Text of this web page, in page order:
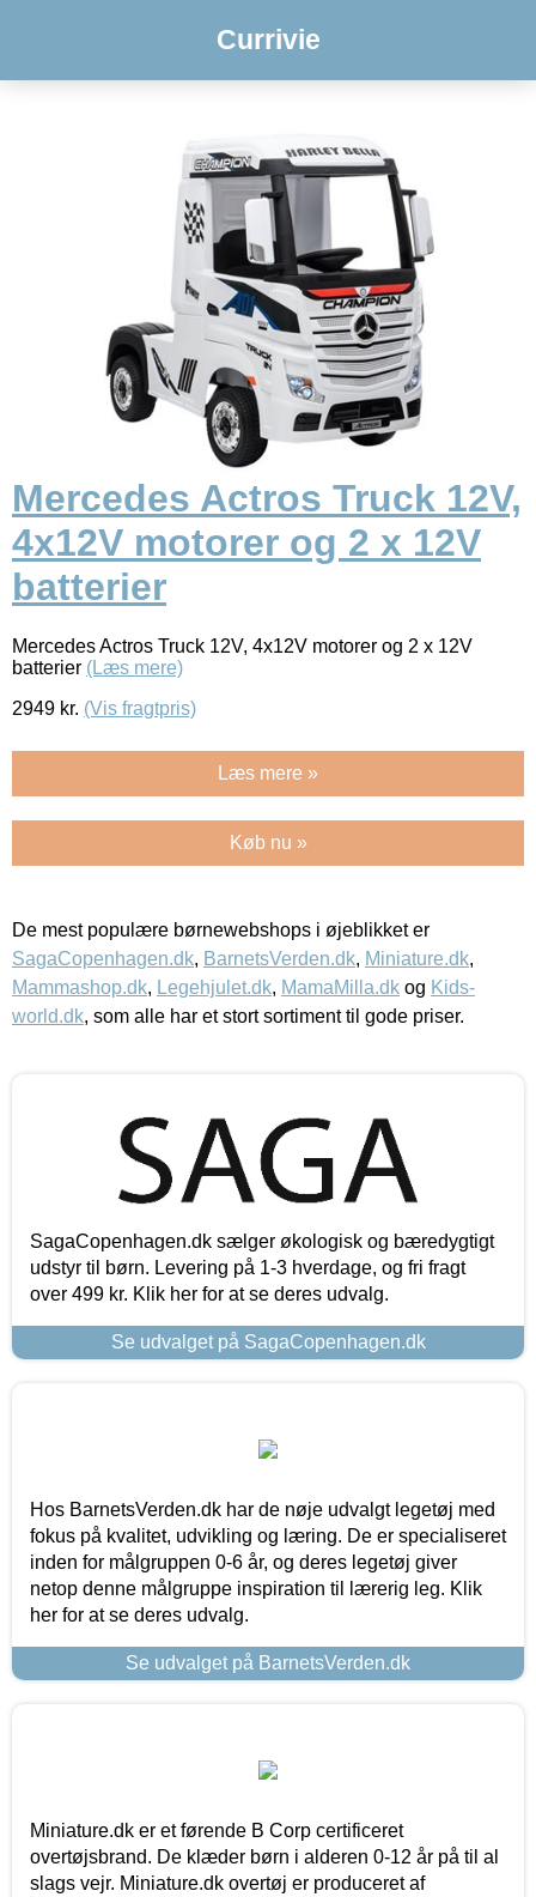
Currivie
Mercedes Actros Truck 12V,
4x12V motorer og 2 x 12V
batterier
Mercedes Actros Truck 12V, 4x12V motorer og 2 x 12V
batterier (Læs mere)
2949 kr. (Vis fragtpris)
Læs mere »
Køb nu »
De mest populære børnewebshops i øjeblikket er
SagaCopenhagen.dk, BarnetsVerden.dk, Miniature.dk,
Mammashop.dk, Legehjulet.dk, MamaMilla.dk og Kids-
world.dk, som alle har et stort sortiment til gode priser.
SagaCopenhagen.dk sælger økologisk og bæredygtigt
udstyr til børn. Levering på 1-3 hverdage, og fri fragt
over 499 kr. Klik her for at se deres udvalg.
Se udvalget på SagaCopenhagen.dk
Hos BarnetsVerden.dk har de nøje udvalgt legetøj med
fokus på kvalitet, udvikling og læring. De er specialiseret
inden for målgruppen 0-6 år, og deres legetøj giver
netop denne målgruppe inspiration til lærerig leg. Klik
her for at se deres udvalg.
Se udvalget på BarnetsVerden.dk
Miniature.dk er et førende B Corp certificeret
overtøjsbrand. De klæder børn i alderen 0-12 år på til al
slags vejr. Miniature.dk overtøj er produceret af